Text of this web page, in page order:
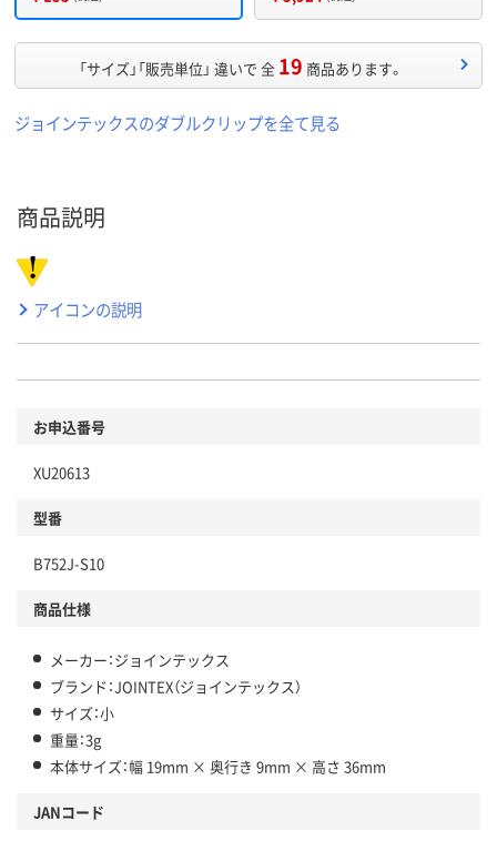
「サイズ」「販売単位」 違いで 全 19 商品あります。
ジョインテックスのダブルクリップを全て見る
商品説明
アイコンの説明
お申込番号
XU20613
型番
B752J-S10
商品仕様
メーカー：ジョインテックス
ブランド：JOINTEX（ジョインテックス）
サイズ：小
重量：3g
本体サイズ：幅 19mm × 奥行き 9mm × 高さ 36mm
JANコード